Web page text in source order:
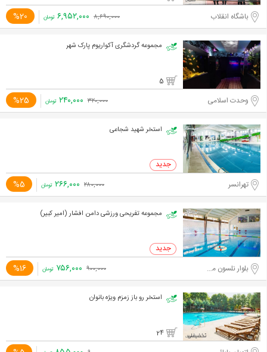
باشگاه انقلاب %20 ۸,۶۹۰,۰۰۰ ۶,۹۵۲,۰۰۰ تومان
مجموعه گردشگری آکواریوم پارک شهر
5
وحدت اسلامی %25 ۳۲۰,۰۰۰ ۲۴۰,۰۰۰ تومان
استخر شهید شجاعی
تهرانسر %5 ۲۸۰,۰۰۰ ۲۶۶,۰۰۰ تومان
مجموعه تفریحی ورزشی دامن افشار (امیر کبیر)
بلوار نلسون ماندلا، میرداماد %16 ۹۰۰,۰۰۰ ۷۵۶,۰۰۰ تومان
استخر رو باز زمزم ویژه بانوان
24